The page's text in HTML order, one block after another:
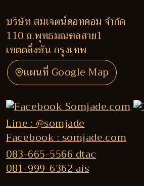
บริษัท สมเจตน์ดอทคอม จำกัด
110 ถ.พุทธมณฑลสาย1
เขตตลิ่งชัน กรุงเทพ
แผนที่ Google Map
Line : @somjade
Facebook : somjade.com
083-665-5566 dtac
081-999-6362 ais